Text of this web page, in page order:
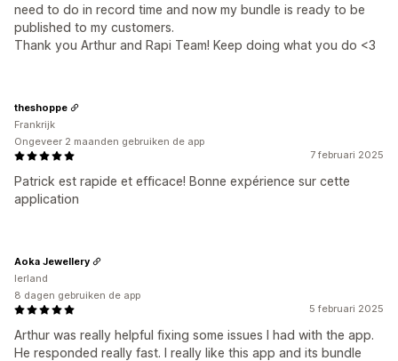
need to do in record time and now my bundle is ready to be
published to my customers.
Thank you Arthur and Rapi Team! Keep doing what you do <3
7 februari 2025
Patrick est rapide et efficace! Bonne expérience sur cette
application
theshoppe
Frankrijk
Ongeveer 2 maanden gebruiken de app
5 februari 2025
Arthur was really helpful fixing some issues I had with the app.
He responded really fast. I really like this app and its bundle
Aoka Jewellery
Ierland
8 dagen gebruiken de app